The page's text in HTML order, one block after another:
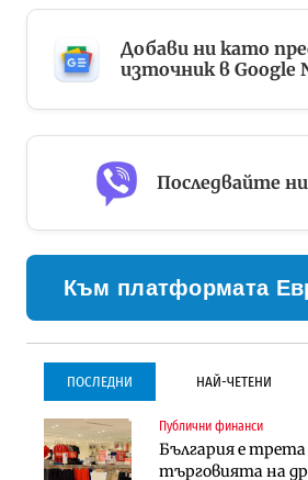
Добави ни като
източник в Google
Последвайте
Към платформата
ПОСЛЕДНИ НАЙ-ЧЕТЕНИ
Публични финанси
България е
търговията на
Градоустройство
Столична община
изпълнител за
Инфраструктура
Проектирането
Петрохан ще